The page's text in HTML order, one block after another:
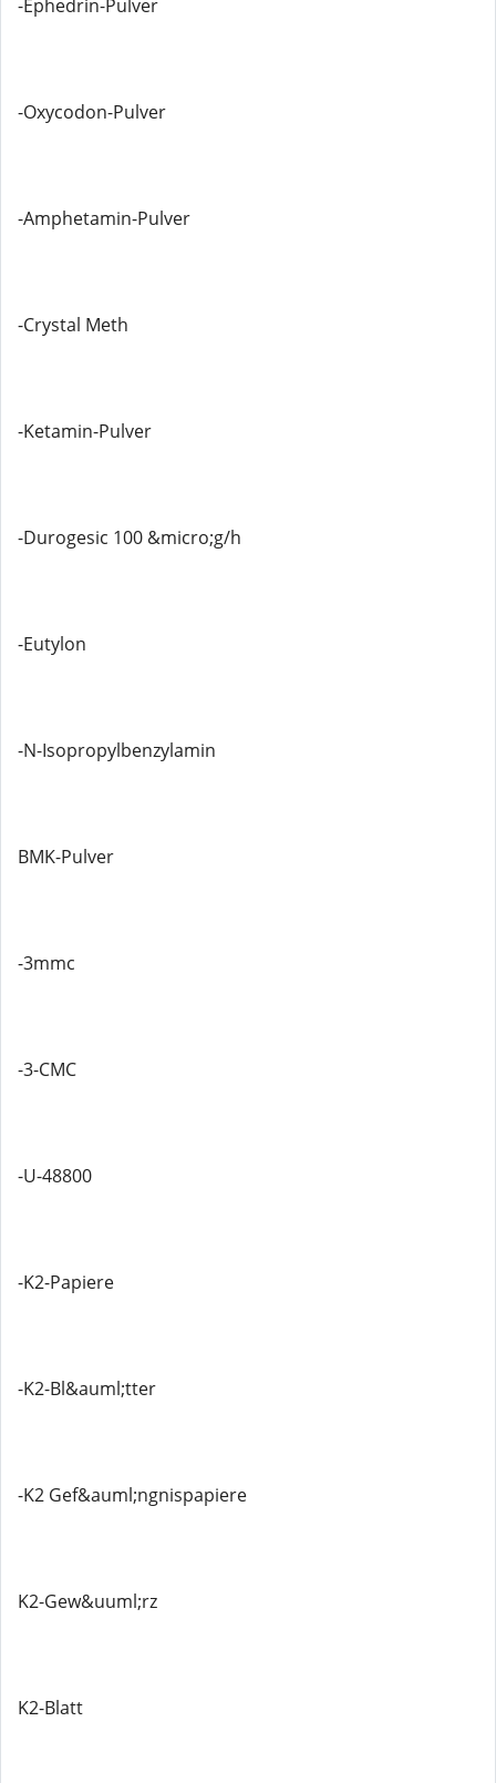
-Ephedrin-Pulver
-Oxycodon-Pulver
-Amphetamin-Pulver
-Crystal Meth
-Ketamin-Pulver
-Durogesic 100 &micro;g/h
-Eutylon
-N-Isopropylbenzylamin
BMK-Pulver
-3mmc
-3-CMC
-U-48800
-K2-Papiere
-K2-Bl&auml;tter
-K2 Gef&auml;ngnispapiere
K2-Gew&uuml;rz
K2-Blatt